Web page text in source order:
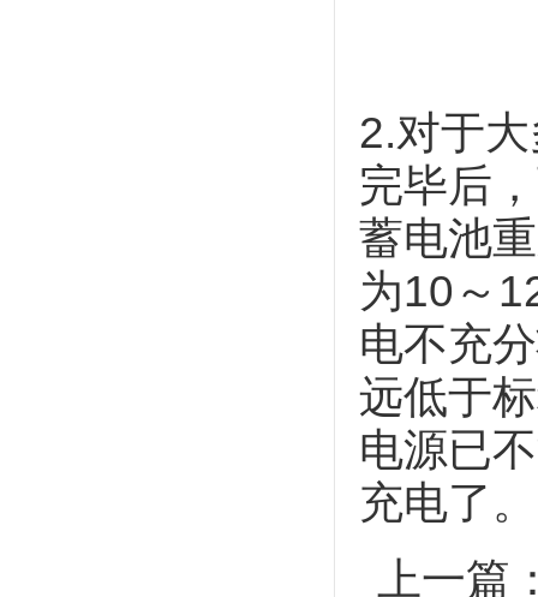
2.对于
完毕后
蓄电池
为10～
电不充
远低于
电源已
充电了。
上一篇